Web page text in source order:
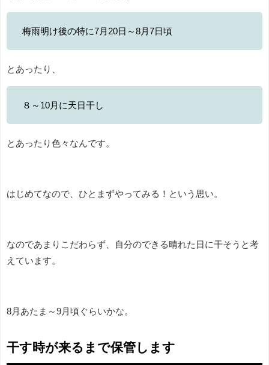
梅雨明け後の特に7月20日～8月7日頃
とあったり、
８～10月に天日干し
とあったり色々なんです。
はじめてなので、ひとまずやってみる！という思い。
なのであまりこだわらず、自分のできる晴れた日に干そうと考
えています。
8月あたま～9月頃ぐらいかな。
干す時が来るまで保管します